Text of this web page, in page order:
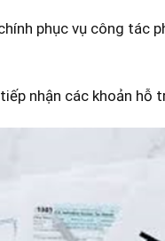
phục vụ công tác
nhận các khoản hỗ